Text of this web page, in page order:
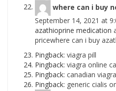
where can i buy
September 14, 2021 at
azathioprine medication
pricewhere can i buy
Pingback: viagra pill
Pingback: viagra online
Pingback: canadian viagra
Pingback: generic cialis